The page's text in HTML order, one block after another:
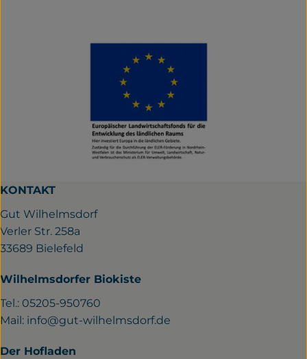
KONTAKT
Gut Wilhelmsdorf
Verler Str. 258a
33689 Bielefeld
Wilhelmsdorfer Biokiste
Tel.: 05205-950760
Mail: info@gut-wilhelmsdorf.de
Der Hofladen